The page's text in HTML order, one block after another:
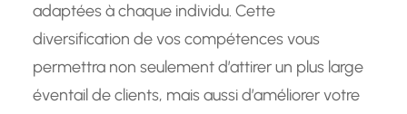
adaptées à chaque individu. Cette
diversification de vos compétences vous
permettra non seulement d’attirer un plus large
éventail de clients, mais aussi d’améliorer votre